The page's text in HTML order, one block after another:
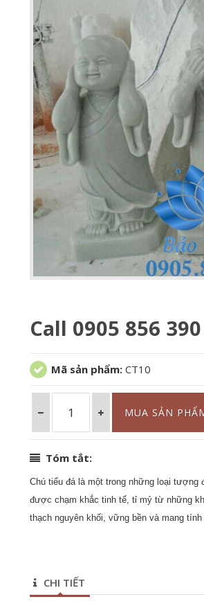
Call 0905 856 390
Mã sản phẩm: CT10
Tóm tắt:
Chú tiểu đá là một trong những loại tượng
được chạm khắc tinh tế, tỉ mỷ từ những
thạch nguyên khối, vững bền và mang tính
CHI TIẾT